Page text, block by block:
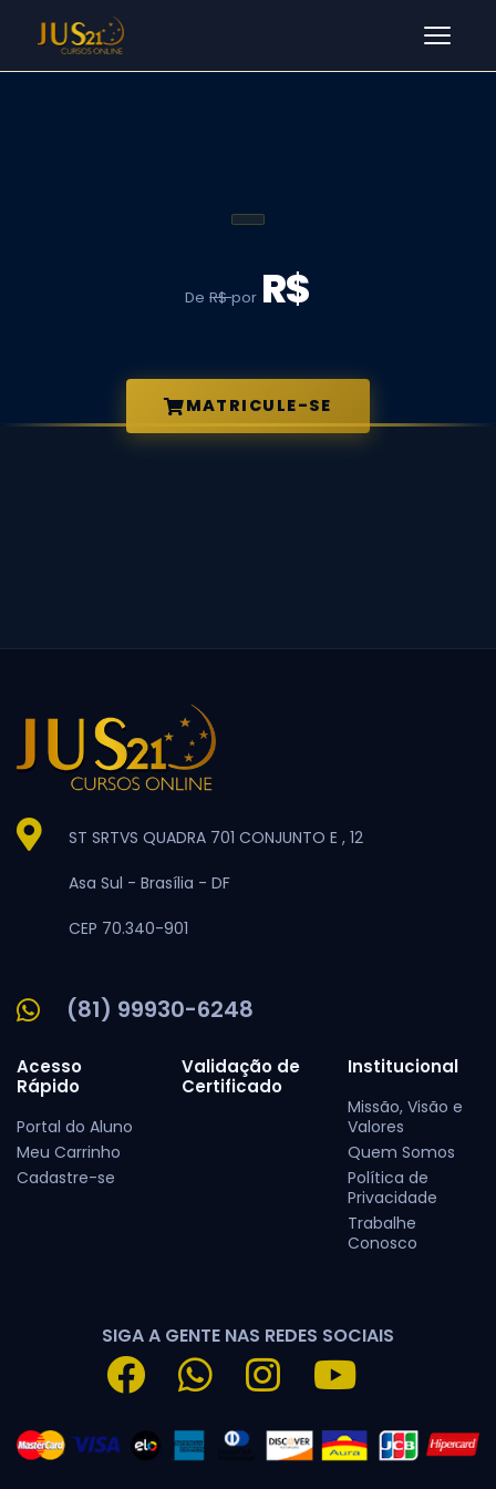
DeR$por R$
MATRICULE-SE
ST SRTVS QUADRA 701 CONJUNTO E , 12
Asa Sul - Brasília - DF
CEP 70.340-901
(81) 99930-6248
Acesso
Rápido
Portal do Aluno
Meu Carrinho
Cadastre-se
Validação de
Certificado
Institucional
Missão, Visão e
Valores
Quem Somos
Política de
Privacidade
Trabalhe
Conosco
SIGA A GENTE NAS REDES SOCIAIS